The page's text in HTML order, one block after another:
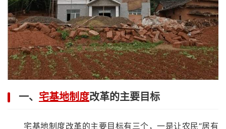
一、 宅基地制度改革的主要目标
宅基地制度改革的主要目标有三个，一是让农民“居有